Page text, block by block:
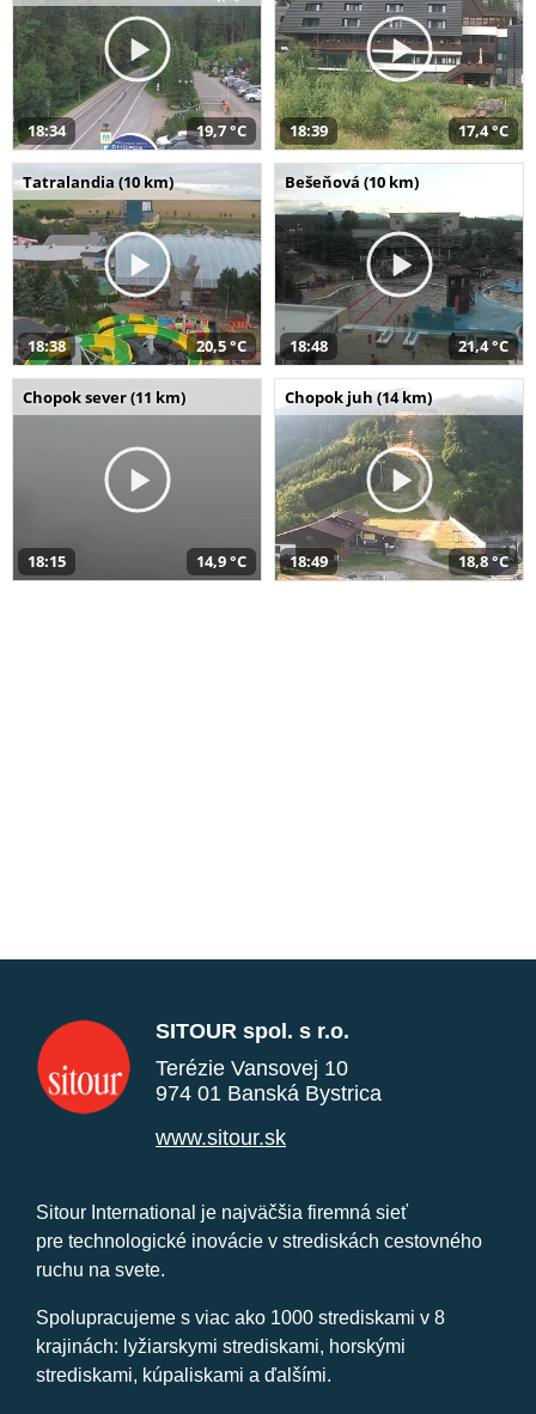
18:34 19,7 °C 18:39 17,4 °C
Tatralandia (10 km)
18:38 20,5 °C
Bešeňová (10 km)
18:48 21,4 °C
Chopok sever (11 km)
18:15 14,9 °C
Chopok juh (14 km)
18:49 18,8 °C
SITOUR spol. s r.o.
Terézie Vansovej 10
974 01 Banská Bystrica
www.sitour.sk
Sitour International je najväčšia firemná sieť
pre technologické inovácie v strediskách cestovného
ruchu na svete.
Spolupracujeme s viac ako 1000 strediskami v 8
krajinách: lyžiarskymi strediskami, horskými
strediskami, kúpaliskami a ďalšími.